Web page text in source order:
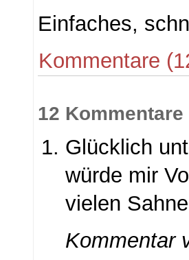
Einfaches,
Kommentare
12 Kommentare
Glücklich
würde mir
vielen
Kommentar